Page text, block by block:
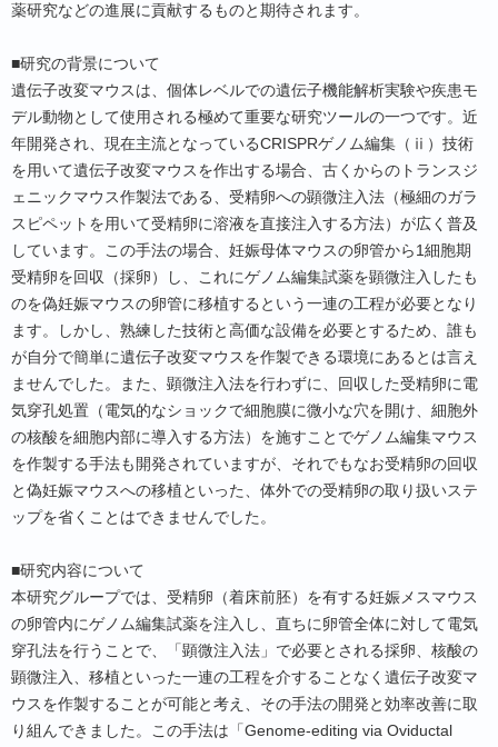
薬研究などの進展に貢献するものと期待されます。
■研究の背景について
遺伝子改変マウスは、個体レベルでの遺伝子機能解析実験や疾患モ
デル動物として使用される極めて重要な研究ツールの一つです。近
年開発され、現在主流となっているCRISPRゲノム編集（ⅱ）技術
を用いて遺伝子改変マウスを作出する場合、古くからのトランスジ
ェニックマウス作製法である、受精卵への顕微注入法（極細のガラ
スピペットを用いて受精卵に溶液を直接注入する方法）が広く普及
しています。この手法の場合、妊娠母体マウスの卵管から1細胞期
受精卵を回収（採卵）し、これにゲノム編集試薬を顕微注入したも
のを偽妊娠マウスの卵管に移植するという一連の工程が必要となり
ます。しかし、熟練した技術と高価な設備を必要とするため、誰も
が自分で簡単に遺伝子改変マウスを作製できる環境にあるとは言え
ませんでした。また、顕微注入法を行わずに、回収した受精卵に電
気穿孔処置（電気的なショックで細胞膜に微小な穴を開け、細胞外
の核酸を細胞内部に導入する方法）を施すことでゲノム編集マウス
を作製する手法も開発されていますが、それでもなお受精卵の回収
と偽妊娠マウスへの移植といった、体外での受精卵の取り扱いステ
ップを省くことはできませんでした。
■研究内容について
本研究グループでは、受精卵（着床前胚）を有する妊娠メスマウス
の卵管内にゲノム編集試薬を注入し、直ちに卵管全体に対して電気
穿孔法を行うことで、「顕微注入法」で必要とされる採卵、核酸の
顕微注入、移植といった一連の工程を介することなく遺伝子改変マ
ウスを作製することが可能と考え、その手法の開発と効率改善に取
り組んできました。この手法は「Genome-editing via Oviductal